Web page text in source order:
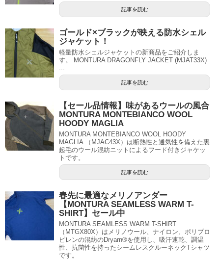
記事を読む
ゴールド×ブラックが映える防水シェル
ジャケット！
軽量防水シェルジャケットの新商品をご紹介しま
す。 MONTURA DRAGONFLY JACKET (MJAT33X)
...
記事を読む
【セール品情報】味があるウールの風合
MONTURA MONTEBIANCO WOOL
HOODY MAGLIA
MONTURA MONTEBIANCO WOOL HOODY
MAGLIA （MJAC43X）は断熱性と通気性を備えた裏
起毛のウール混紡ニットによるフード付きジャケッ
トです。
記事を読む
春先に最適なメリノアンダー
【MONTURA SEAMLESS WARM T-
SHIRT】セール中
MONTURA SEAMLESS WARM T-SHIRT
（MTGX80X）はメリノウール、ナイロン、ポリプロ
ピレンの混紡のDryarn®を使用し、吸汗速乾、調温
性、抗菌性を持ったシームレスクルーネックTシャツ
です。